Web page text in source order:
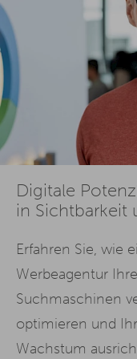
Digitale
in Sichtbarkeit
Erfahren Sie, wie
Werbeagentur
Suchmaschinen
optimieren und
Wachstum